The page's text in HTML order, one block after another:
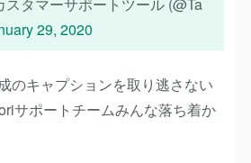
スタマーサポートツール (@Ta
29, 2020
のキャプションを取り逃さない
サポートチームみんな落ち着か